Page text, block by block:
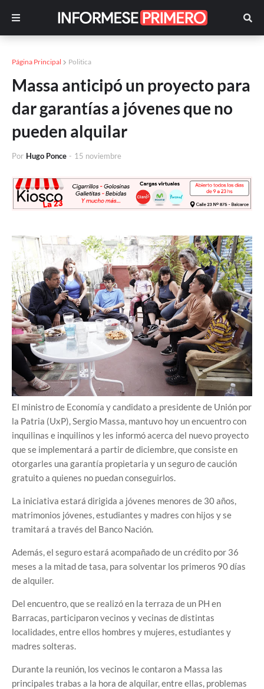
Página Principal Politica
Massa anticipó un proyecto para
dar garantías a jóvenes que no
pueden alquilar
Por Hugo Ponce - 15 noviembre
El ministro de Economía y candidato a presidente de Unión por
la Patria (UxP), Sergio Massa, mantuvo hoy un encuentro con
inquilinas e inquilinos y les informó acerca del nuevo proyecto
que se implementará a partir de diciembre, que consiste en
otorgarles una garantía propietaria y un seguro de caución
gratuito a quienes no puedan conseguirlos.
La iniciativa estará dirigida a jóvenes menores de 30 años,
matrimonios jóvenes, estudiantes y madres con hijos y se
tramitará a través del Banco Nación.
Además, el seguro estará acompañado de un crédito por 36
meses a la mitad de tasa, para solventar los primeros 90 días
de alquiler.
Del encuentro, que se realizó en la terraza de un PH en
Barracas, participaron vecinos y vecinas de distintas
localidades, entre ellos hombres y mujeres, estudiantes y
madres solteras.
Durante la reunión, los vecinos le contaron a Massa las
principales trabas a la hora de alquilar, entre ellas, problemas